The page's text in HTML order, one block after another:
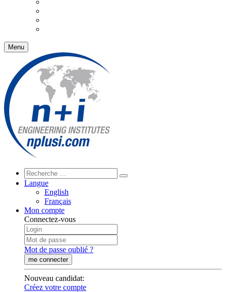
Menu
Langue
English
Français
Mon compte
Connectez-vous
Mot de passe oublié ?
me connecter
Nouveau candidat:
Créez votre compte